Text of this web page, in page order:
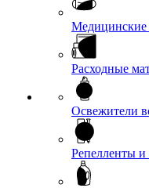
Медицинские
Расходные
Освежители
Репелленты